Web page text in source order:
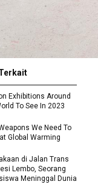
Exhibitions Around
To See In 2023
We Need To
Global Warming
di Jalan Trans
Lembo, Seorang
Meninggal Dunia